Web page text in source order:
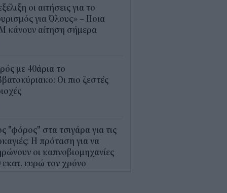
οι αιτήσεις για το
για Όλους» – Ποια
κάνουν αίτηση σήμερα
με 40άρια το
Οι πιο ζεστές
"φόρος" στα τσιγάρα για τις
Η πρόταση για να
οι καπνοβιομηχανίες
εκατ. ευρώ τον χρόνο